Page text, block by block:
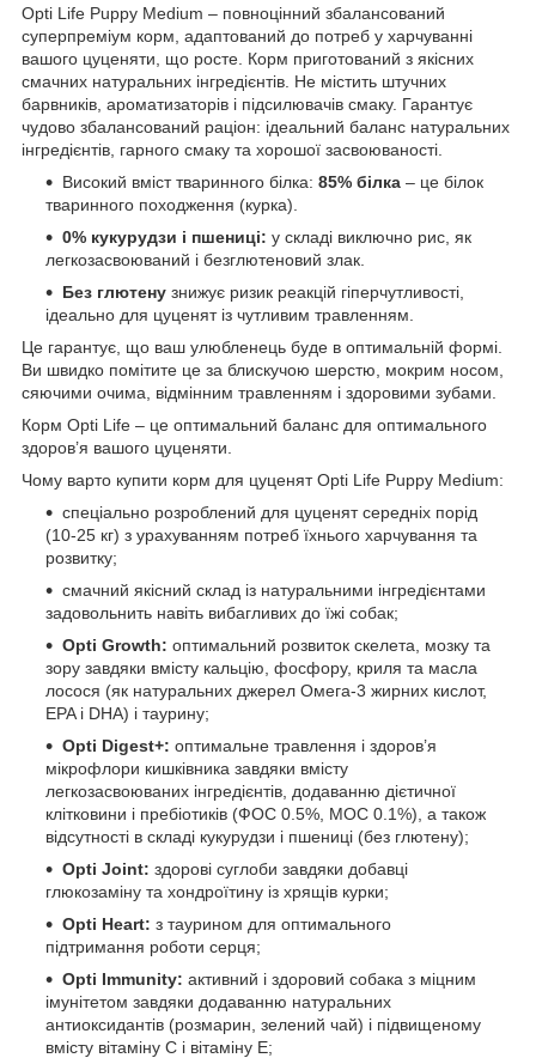
Opti Life Puppy Medium – повноцінний збалансований
суперпреміум корм, адаптований до потреб у харчуванні
вашого цуценяти, що росте. Корм приготований з якісних
смачних натуральних інгредієнтів. Не містить штучних
барвників, ароматизаторів і підсилювачів смаку. Гарантує
чудово збалансований раціон: ідеальний баланс натуральних
інгредієнтів, гарного смаку та хорошої засвоюваності.
Високий вміст тваринного білка: 85% білка – це білок
тваринного походження (курка).
0% кукурудзи і пшениці: у складі виключно рис, як
легкозасвоюваний і безглютеновий злак.
Без глютену знижує ризик реакцій гіперчутливості,
ідеально для цуценят із чутливим травленням.
Це гарантує, що ваш улюбленець буде в оптимальній формі.
Ви швидко помітите це за блискучою шерстю, мокрим носом,
сяючими очима, відмінним травленням і здоровими зубами.
Корм Opti Life – це оптимальний баланс для оптимального
здоров’я вашого цуценяти.
Чому варто купити корм для цуценят Opti Life Puppy Medium:
спеціально розроблений для цуценят середніх порід
(10-25 кг) з урахуванням потреб їхнього харчування та
розвитку;
смачний якісний склад із натуральними інгредієнтами
задовольнить навіть вибагливих до їжі собак;
Opti Growth: оптимальний розвиток скелета, мозку та
зору завдяки вмісту кальцію, фосфору, криля та масла
лосося (як натуральних джерел Омега-3 жирних кислот,
EPA і DHA) і таурину;
Opti Digest+: оптимальне травлення і здоров’я
мікрофлори кишківника завдяки вмісту
легкозасвоюваних інгредієнтів, додаванню дієтичної
клітковини і пребіотиків (ФОС 0.5%, МОС 0.1%), а також
відсутності в складі кукурудзи і пшениці (без глютену);
Opti Joint: здорові суглоби завдяки добавці
глюкозаміну та хондроїтину із хрящів курки;
Opti Heart: з таурином для оптимального
підтримання роботи серця;
Opti Immunity: активний і здоровий собака з міцним
імунітетом завдяки додаванню натуральних
антиоксидантів (розмарин, зелений чай) і підвищеному
вмісту вітаміну С і вітаміну Е;